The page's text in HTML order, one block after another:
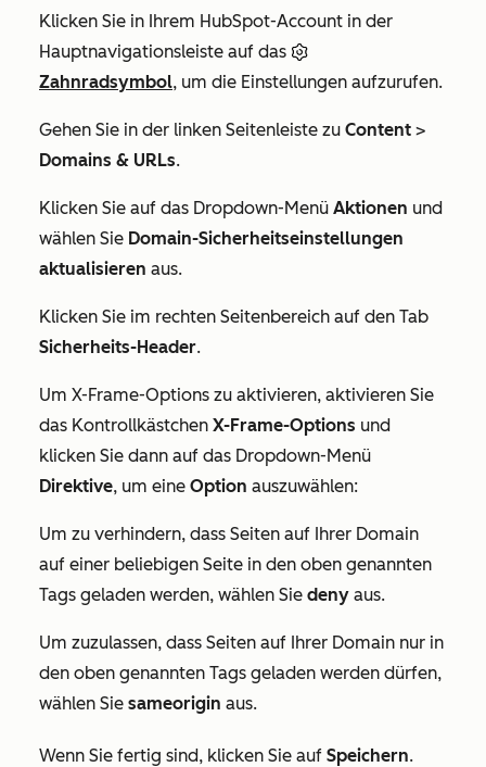
Klicken Sie in Ihrem HubSpot-Account in der
Hauptnavigationsleiste auf das
Zahnradsymbol, um die Einstellungen aufzurufen.
Gehen Sie in der linken Seitenleiste zu Content >
Domains & URLs.
Klicken Sie auf das Dropdown-Menü Aktionen und
wählen Sie Domain-Sicherheitseinstellungen
aktualisieren aus.
Klicken Sie im rechten Seitenbereich auf den Tab
Sicherheits-Header.
Um X-Frame-Options zu aktivieren, aktivieren Sie
das Kontrollkästchen X-Frame-Options und
klicken Sie dann auf das Dropdown-Menü
Direktive, um eine Option auszuwählen:
Um zu verhindern, dass Seiten auf Ihrer Domain
auf einer beliebigen Seite in den oben genannten
Tags geladen werden, wählen Sie deny aus.
Um zuzulassen, dass Seiten auf Ihrer Domain nur in
den oben genannten Tags geladen werden dürfen,
wählen Sie sameorigin aus.
Wenn Sie fertig sind, klicken Sie auf Speichern.